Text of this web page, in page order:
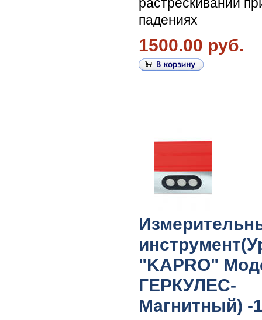
падениях
1500.00 руб.
"KAPRO"
ГЕРКУЛЕС-
Магнитный) -